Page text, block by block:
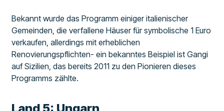
Bekannt wurde das Programm einiger italienischer
Gemeinden, die verfallene Häuser für symbolische 1 Euro
verkaufen, allerdings mit erheblichen
Renovierungspflichten- ein bekanntes Beispiel ist Gangi
auf Sizilien, das bereits 2011 zu den Pionieren dieses
Programms zählte.